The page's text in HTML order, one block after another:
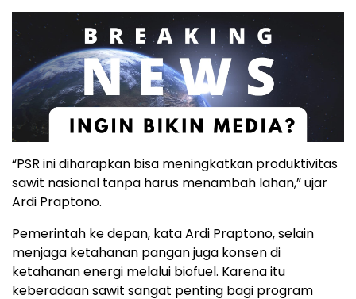
“PSR ini diharapkan bisa meningkatkan produktivitas
sawit nasional tanpa harus menambah lahan,” ujar
Ardi Praptono.
Pemerintah ke depan, kata Ardi Praptono, selain
menjaga ketahanan pangan juga konsen di
ketahanan energi melalui biofuel. Karena itu
keberadaan sawit sangat penting bagi program